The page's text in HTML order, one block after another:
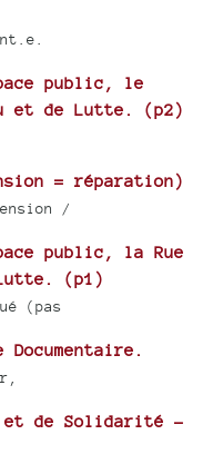
public, le
et de Lutte. (p2)
= réparation)
/
public, la Rue
(p1)
(pas
Documentaire.
et de Solidarité -